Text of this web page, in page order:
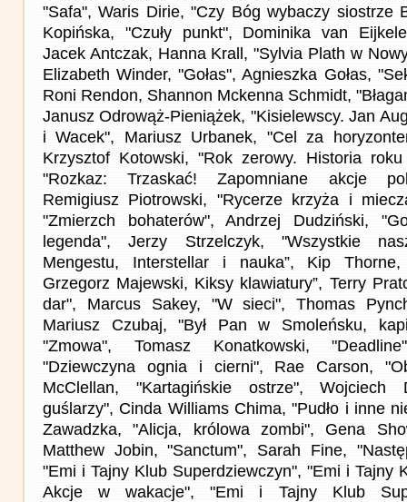
"Safa", Waris Dirie, "Czy Bóg wybaczy siostrze
Kopińska, "Czuły punkt", Dominika van
Jacek Antczak, Hanna Krall, "Sylvia Plath w
Elizabeth Winder, "Gołas", Agnieszka Gołas,
Roni Rendon, Shannon Mckenna Schmidt,
Janusz Odrowąż-Pieniążek, "Kisielewscy. Jan
i Wacek", Mariusz Urbanek, "Cel za
Krzysztof Kotowski, "Rok zerowy. Historia
"Rozkaz: Trzaskać! Zapomniane akcje
Remigiusz Piotrowski, "Rycerze krzyża i
"Zmierzch bohaterów", Andrzej Dudziński,
legenda", Jerzy Strzelczyk, "Wszystkie
Mengestu, Interstellar i nauka”, Kip Thorne,
Grzegorz Majewski, Kiksy klawiatury”, Terry
dar", Marcus Sakey, "W sieci", Thomas
Mariusz Czubaj, "Był Pan w Smoleńsku,
"Zmowa", Tomasz Konatkowski,
"Dziewczyna ognia i cierni", Rae Carson,
McClellan, "Kartagińskie ostrze", Wojciech
guślarzy", Cinda Williams Chima, "Pudło i inne
Zawadzka, "Alicja, królowa zombi", Gena
Matthew Jobin, "Sanctum", Sarah Fine,
"Emi i Tajny Klub Superdziewczyn", "Emi i Tajny
Akcje w wakacje", "Emi i Tajny Klub